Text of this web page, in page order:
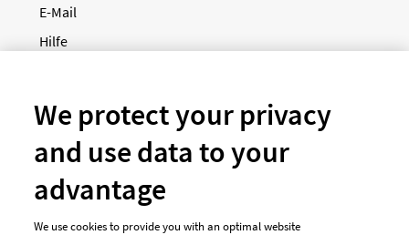
E-Mail
Hilfe
Unsere Zahlungsarten
We protect your privacy
and use data to your
advantage
We use cookies to provide you with an optimal website